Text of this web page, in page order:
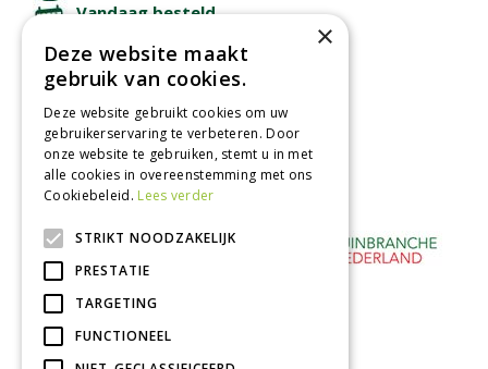
Vandaag besteld
Afhalen in tuincentrum
Betaal veilig
met iDeal - Wero
×
Deze website maakt
gebruik van cookies.
Deze website gebruikt cookies om uw
gebruikerservaring te verbeteren. Door
onze website te gebruiken, stemt u in met
alle cookies in overeenstemming met ons
Cookiebeleid. Lees verder
STRIKT NOODZAKELIJK
PRESTATIE
TARGETING
FUNCTIONEEL